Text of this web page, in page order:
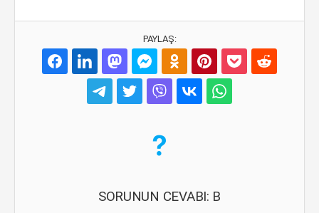
PAYLAŞ:
SORUNUN CEVABI: B